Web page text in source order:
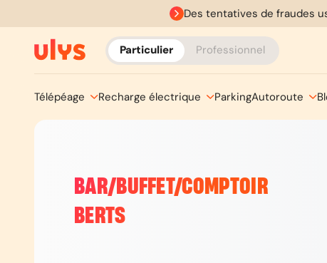
Des tentatives de fraudes
Particulier Professionnel
Télépéage Recharge électrique ParkingAutoroute
BAR/BUFFET/COMPTOIR
BERTS